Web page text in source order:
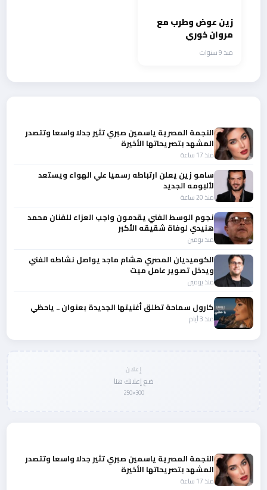
زين عوض وطرب مع
مروان خوري
منذ 9 سنوات
النجمة المصرية ياسمين صبري تثير جدلا واسعا وتتصدر
المشهد بتصريحاتها الأخيرة
منذ 17 ساعة
سامو زين يعلن ارتباطه رسميا علي الهواء ويستعد
لألبومه الجديد
منذ 20 ساعة
نجوم الوسط الفني يقدمون واجب العزاء للفنان محمد
هنيدي لوفاة شقيقه الأكبر
منذ يومين
الكوميديان المصري هشام ماجد يواصل نشاطه الفني
ويدخل تصوير عامل ميت
منذ يومين
كارول سماحة تطلق أغنيتها الجديدة بعنوان .. ياحظي
منذ 3 أيام
إعلان
ضع إعلانك هنا
300×250
النجمة المصرية ياسمين صبري تثير جدلا واسعا وتتصدر
المشهد بتصريحاتها الأخيرة
منذ 17 ساعة